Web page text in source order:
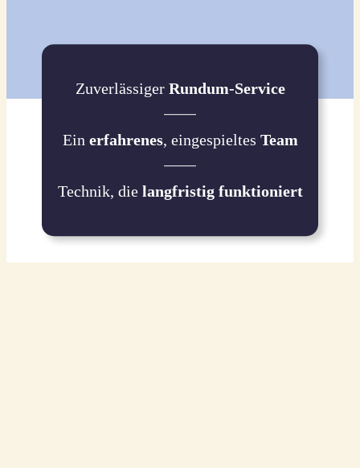
Zuverlässiger Rundum-Service
Ein erfahrenes, eingespieltes Team
Technik, die langfristig funktioniert